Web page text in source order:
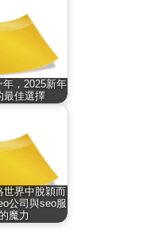
，2025新年
最佳選擇
世界中脫穎而
公司與seo服
魔力